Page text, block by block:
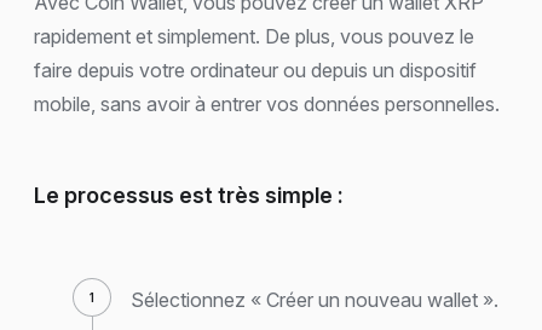
rapidement et simplement. De plus, vous pouvez le
faire depuis votre ordinateur ou depuis un dispositif
mobile, sans avoir à entrer vos données personnelles.
Le processus est très simple :
Sélectionnez « Créer un nouveau wallet ».